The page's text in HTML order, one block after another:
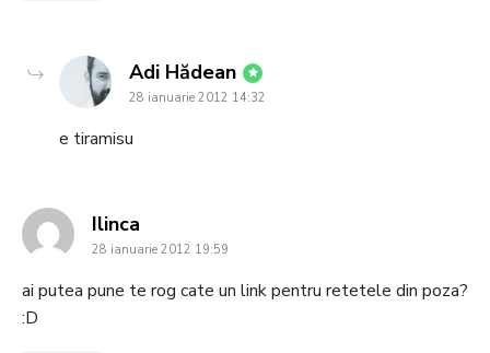
Adi Hădean says:
28 ianuarie 2012 14:32
e tiramisu
Ilinca
28 ianuarie 2012 19:59
ai putea pune te rog cate un link pentru retetele din poza?
:D